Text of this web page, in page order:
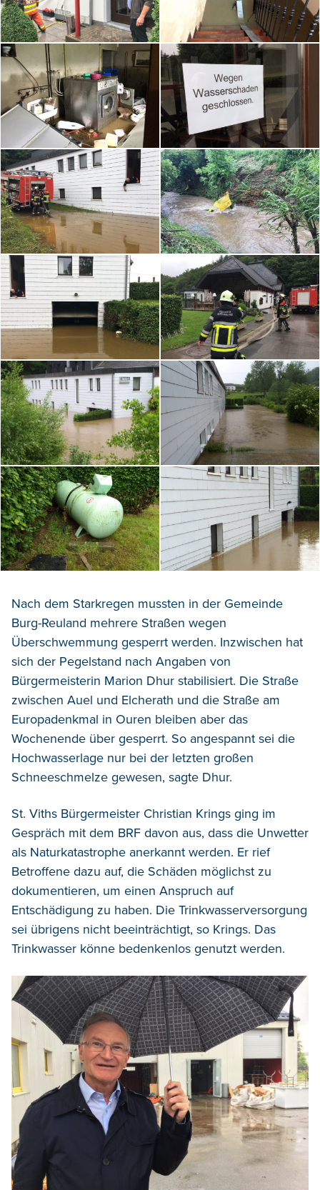
Nach dem Starkregen mussten in der Gemeinde
Burg-Reuland mehrere Straßen wegen
Überschwemmung gesperrt werden. Inzwischen hat
sich der Pegelstand nach Angaben von
Bürgermeisterin Marion Dhur stabilisiert. Die Straße
zwischen Auel und Elcherath und die Straße am
Europadenkmal in Ouren bleiben aber das
Wochenende über gesperrt. So angespannt sei die
Hochwasserlage nur bei der letzten großen
Schneeschmelze gewesen, sagte Dhur.
St. Viths Bürgermeister Christian Krings ging im
Gespräch mit dem BRF davon aus, dass die Unwetter
als Naturkatastrophe anerkannt werden. Er rief
Betroffene dazu auf, die Schäden möglichst zu
dokumentieren, um einen Anspruch auf
Entschädigung zu haben. Die Trinkwasserversorgung
sei übrigens nicht beeinträchtigt, so Krings. Das
Trinkwasser könne bedenkenlos genutzt werden.